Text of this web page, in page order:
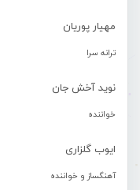
مهیار پوریان
ترانه سرا
نوید آخش جان
خواننده
ایوب گلزاری
آهنگساز و خواننده